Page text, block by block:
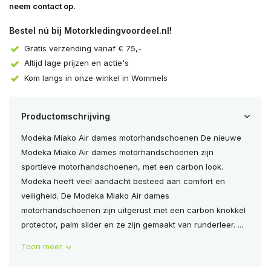
neem contact op.
Bestel nú bij Motorkledingvoordeel.nl!
Gratis verzending vanaf € 75,-
Altijd lage prijzen en actie's
Kom langs in onze winkel in Wommels
Productomschrijving
Modeka Miako Air dames motorhandschoenen De nieuwe
Modeka Miako Air dames motorhandschoenen zijn
sportieve motorhandschoenen, met een carbon look.
Modeka heeft veel aandacht besteed aan comfort en
veiligheid. De Modeka Miako Air dames
motorhandschoenen zijn uitgerust met een carbon knokkel
protector, palm slider en ze zijn gemaakt van runderleer. ...
Toon meer